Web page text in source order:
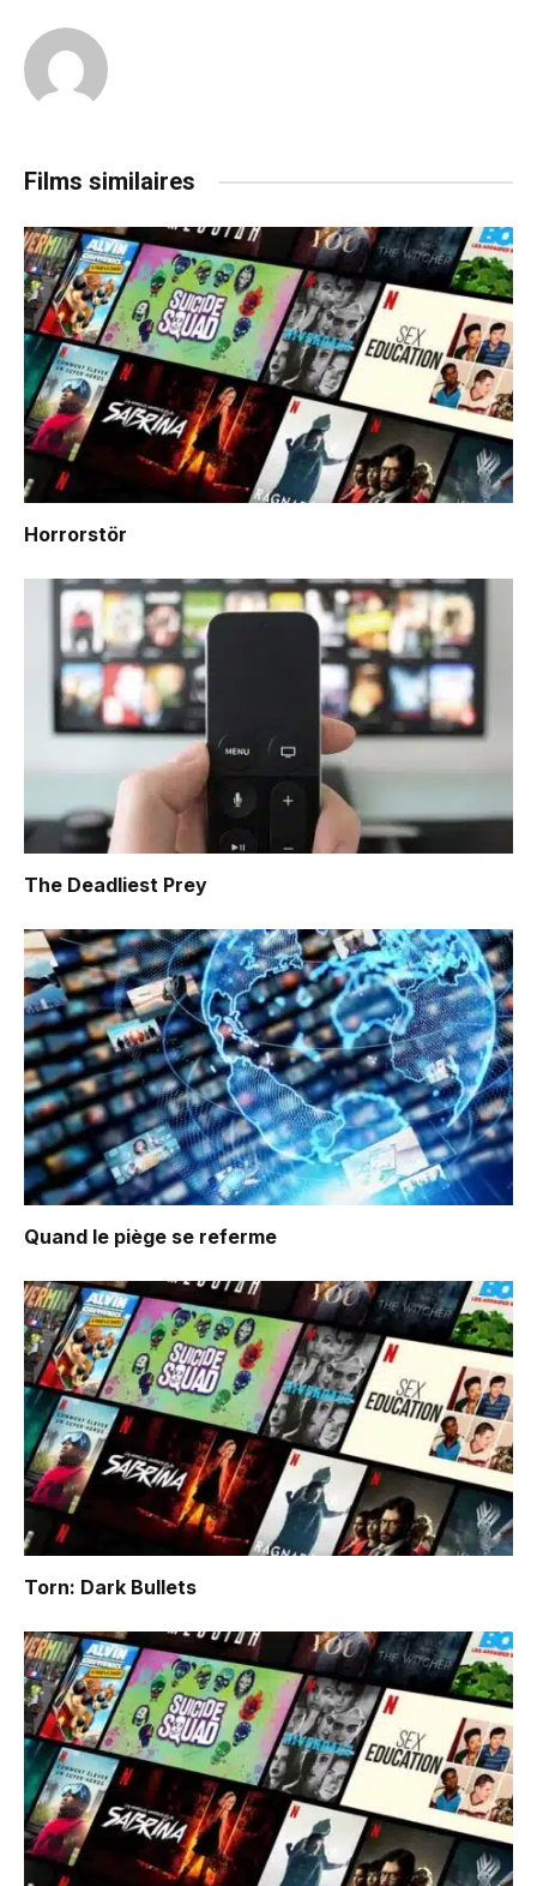
Films similaires
Horrorstör
The Deadliest Prey
Quand le piège se referme
Torn: Dark Bullets